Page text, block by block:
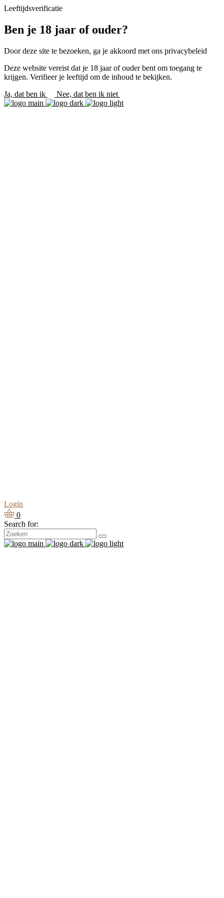
Leeftijdsverificatie
Ben je 18 jaar of ouder?
Door deze site te bezoeken, ga je akkoord met ons privacybeleid
Deze website vereist dat je 18 jaar of ouder bent om toegang te
krijgen. Verifieer je leeftijd om de inhoud te bekijken.
Ja, dat ben ik
Nee, dat ben ik niet
Login
0
Search for: